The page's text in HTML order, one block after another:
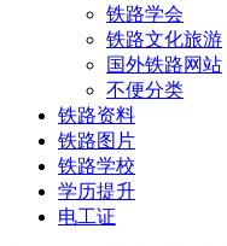
铁路学会
铁路文化旅游
国外铁路网站
不便分类
铁路资料
铁路图片
铁路学校
学历提升
电工证